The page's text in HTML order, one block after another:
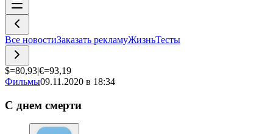
Все новостиЗаказать рекламуЖизньТесты
$=80,93|€=93,19
Фильмы09.11.2020 в 18:34
С днем смерти